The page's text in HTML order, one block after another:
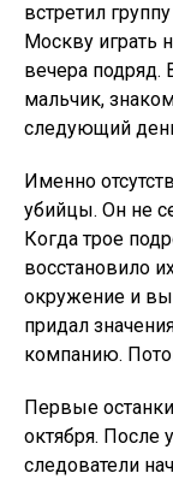
встретил
Москву играть
вечера
мальчик,
следующий
Именно
убийцы. Он не
Когда трое
восстановило
окружение и
придал
компанию.
Первые
октября. После
следователи